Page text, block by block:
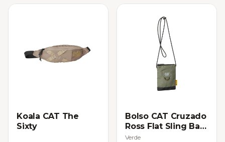
Koala CAT The
Sixty
Bolso CAT Cruzado
Ross Flat Sling Bag
Pequeño
Verde